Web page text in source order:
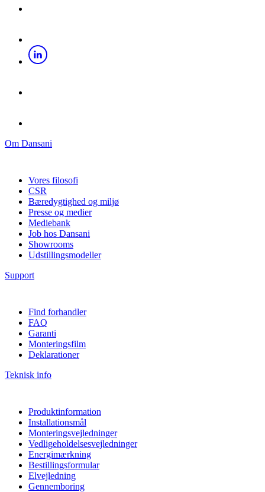
Om Dansani
Vores filosofi
CSR
Bæredygtighed og miljø
Presse og medier
Mediebank
Job hos Dansani
Showrooms
Udstillingsmodeller
Support
Find forhandler
FAQ
Garanti
Monteringsfilm
Deklarationer
Teknisk info
Produktinformation
Installationsmål
Monteringsvejledninger
Vedligeholdelsesvejledninger
Energimærkning
Bestillingsformular
Elvejledning
Gennemboring